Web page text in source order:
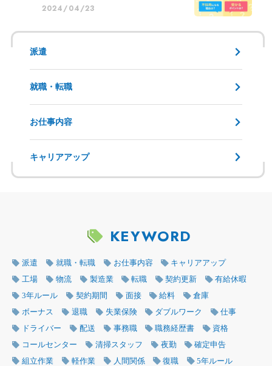
2024/04/23
派遣
就職・転職
お仕事内容
キャリアアップ
KEYWORD
派遣 就職・転職 お仕事内容
キャリアアップ
工場
物流 製造業 転職 契約更新
有給休暇
3年ルール
契約期間 面接 給料
倉庫
ボーナス
退職 失業保険 ダブルワーク
仕事
ドライバー
配送 事務職 職務経歴書
資格
コールセンター
清掃スタッフ 夜勤
確定申告
組立作業
軽作業 人間関係 復職
5年ルール